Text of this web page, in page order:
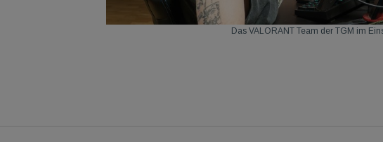
Das VALORANT Team der TGM im